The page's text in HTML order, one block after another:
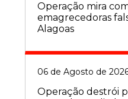
Operação mira
emagrecedoras
Alagoas
06 de Agosto de
Operação destrói